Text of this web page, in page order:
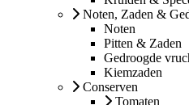
Noten, Zaden &
Noten
Pitten & Zaden
Gedroogde
Kiemzaden
Conserven
Tomaten